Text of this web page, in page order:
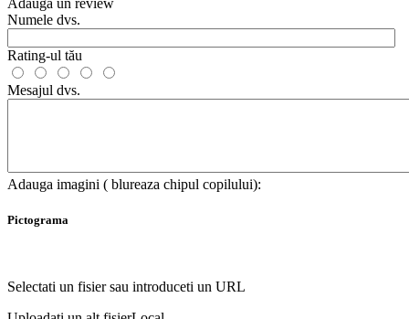
Adauga un review
Numele dvs.
Rating-ul tău
Mesajul dvs.
Adauga imagini ( blureaza chipul copilului):
Pictograma
Selectati un fisier sau introduceti un URL